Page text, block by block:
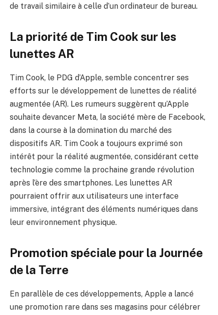
de travail similaire à celle d’un ordinateur de bureau.
La priorité de Tim Cook sur les
lunettes AR
Tim Cook, le PDG d’Apple, semble concentrer ses
efforts sur le développement de lunettes de réalité
augmentée (AR). Les rumeurs suggèrent qu’Apple
souhaite devancer Meta, la société mère de Facebook,
dans la course à la domination du marché des
dispositifs AR. Tim Cook a toujours exprimé son
intérêt pour la réalité augmentée, considérant cette
technologie comme la prochaine grande révolution
après l’ère des smartphones. Les lunettes AR
pourraient offrir aux utilisateurs une interface
immersive, intégrant des éléments numériques dans
leur environnement physique.
Promotion spéciale pour la Journée
de la Terre
En parallèle de ces développements, Apple a lancé
une promotion rare dans ses magasins pour célébrer